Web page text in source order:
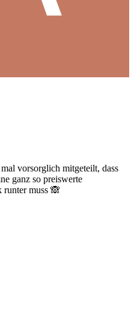
vorsorglich mitgeteilt, dass
ganz so preiswerte
muss 🙈